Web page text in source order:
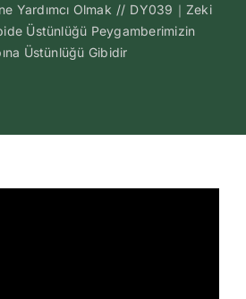
Medya
Yardımcı Olmak // DY039｜Zeki
Üstünlüğü Peygamberimizin
Üstünlüğü Gibidir